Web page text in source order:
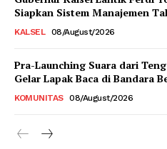
Siapkan Sistem Manajemen
KALSEL 08/August/2026
Pra-Launching Suara dari
Gelar Lapak Baca di Bandara
KOMUNITAS 08/August/2026